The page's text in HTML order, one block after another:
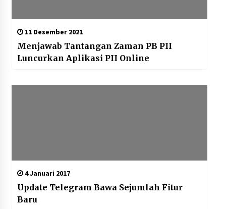
11 Desember 2021
Menjawab Tantangan Zaman PB PII
Luncurkan Aplikasi PII Online
4 Januari 2017
Update Telegram Bawa Sejumlah Fitur
Baru